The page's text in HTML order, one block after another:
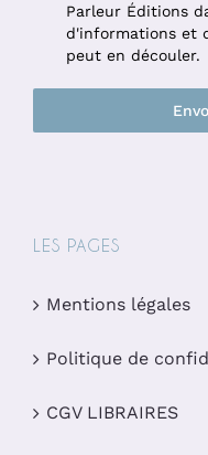
Parleur Éditions
d'informations et
peut en découler.
LES PAGES
Mentions légales
Politique de
CGV LIBRAIRES